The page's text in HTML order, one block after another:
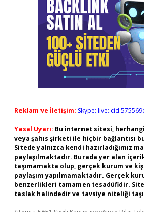
Reklam ve İletişim: Skype:
Yasal Uyarı: Bu internet sitesi,
veya şahıs şirketi ile hiçbir bağlantısı
Sitede yalnızca kendi hazırladığımız
paylaşılmaktadır. Burada yer alan
taşımamakta olup, gerçek kurum ve
paylaşım yapılmamaktadır. Gerçek
benzerlikleri tamamen tesadüfidir.
taslak halindedir ve tavsiye niteliği